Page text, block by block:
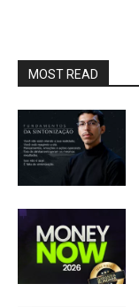
MOST READ